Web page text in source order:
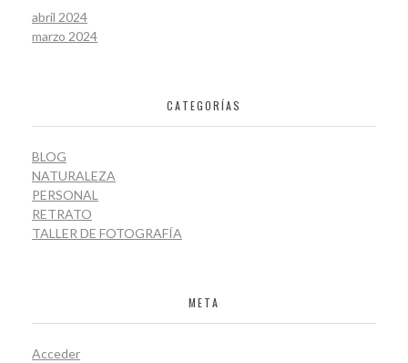
abril 2024
marzo 2024
CATEGORÍAS
BLOG
NATURALEZA
PERSONAL
RETRATO
TALLER DE FOTOGRAFÍA
META
Acceder